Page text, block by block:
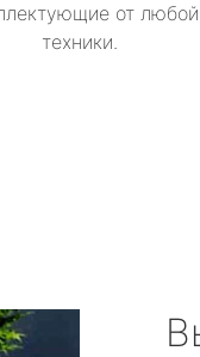
от любой
техники.